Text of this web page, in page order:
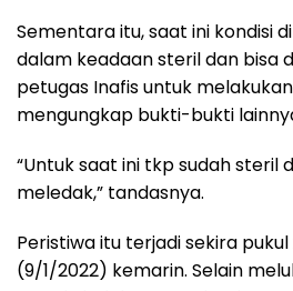
Sementara itu, saat ini kondisi
dalam keadaan steril dan bisa
petugas Inafis untuk
mengungkap bukti-bukti
“Untuk saat ini tkp sudah steril
meledak,” tandasnya.
Peristiwa itu terjadi sekira pukul
(9/1/2022) kemarin. Selain